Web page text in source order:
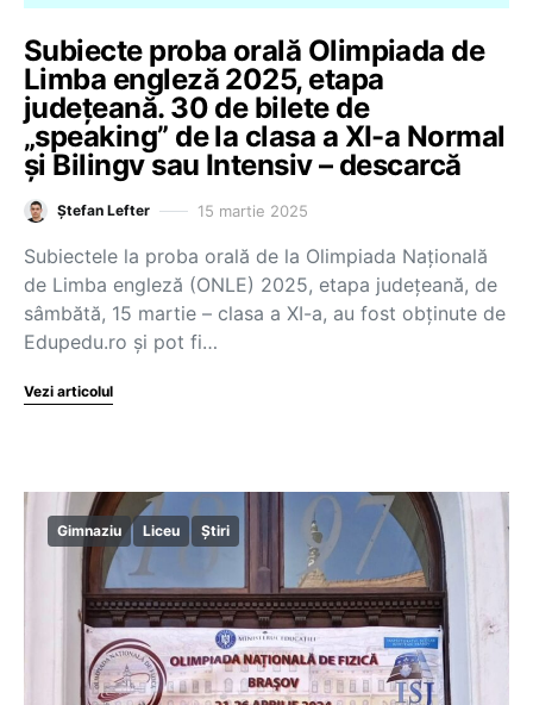
Subiecte proba orală Olimpiada de
Limba engleză 2025, etapa
județeană. 30 de bilete de
„speaking” de la clasa a XI-a Normal
și Bilingv sau Intensiv – descarcă
Ștefan Lefter 15 martie 2025
Subiectele la proba orală de la Olimpiada Națională
de Limba engleză (ONLE) 2025, etapa județeană, de
sâmbătă, 15 martie – clasa a XI-a, au fost obținute de
Edupedu.ro și pot fi…
Vezi articolul
Gimnaziu Liceu Știri